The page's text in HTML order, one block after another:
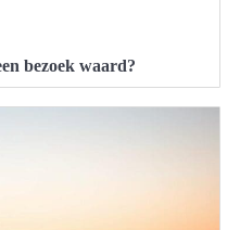
bezoek waard?